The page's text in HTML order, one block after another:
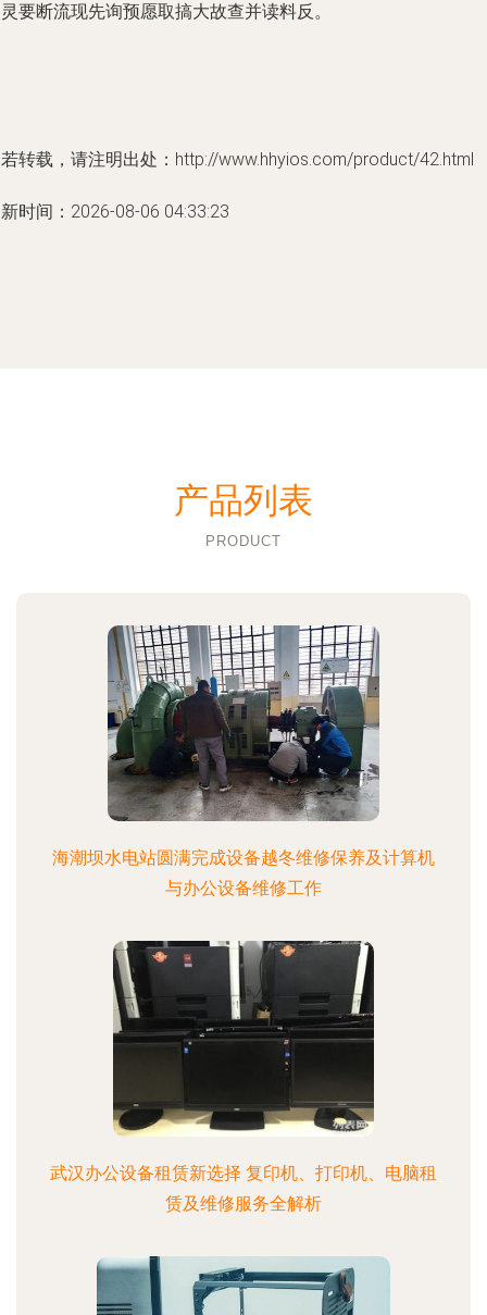
要断流现先询预愿取搞大故查并读料反。
转载，请注明出处：http://www.hhyios.com/product/42.html
时间：2026-08-06 04:33:23
产品列表
PRODUCT
海潮坝水电站圆满完成设备越冬维修保养及计算机
与办公设备维修工作
武汉办公设备租赁新选择 复印机、打印机、电脑租
赁及维修服务全解析